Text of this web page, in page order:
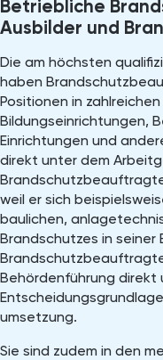
Betriebliche
Ausbilder und
Die am höchsten
haben
Positionen in
Bildungseinrichtungen,
Einrichtungen und
direkt unter dem
weil er sich
baulichen,
Brandschutzes in seiner
Behördenführung direkt
umsetzung.
Sie sind zudem in den